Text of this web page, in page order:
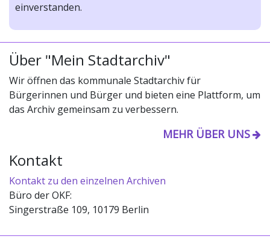
einverstanden.
Über "Mein Stadtarchiv"
Wir öffnen das kommunale Stadtarchiv für
Bürgerinnen und Bürger und bieten eine Plattform, um
das Archiv gemeinsam zu verbessern.
MEHR ÜBER UNS
Kontakt
Kontakt zu den einzelnen Archiven
Büro der OKF:
Singerstraße 109, 10179 Berlin